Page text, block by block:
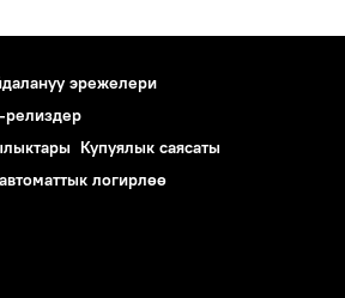
эрежелери
релиздер
Купуялык саясаты
логирлөө